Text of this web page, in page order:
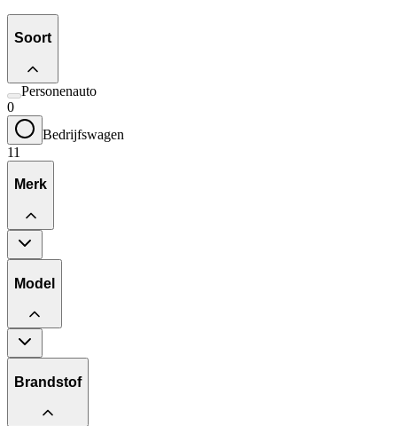
Soort
Personenauto
0
Bedrijfswagen
11
Merk
Model
Brandstof